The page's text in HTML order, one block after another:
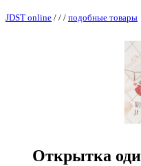
JDST online / / / подобные товары
Открытка